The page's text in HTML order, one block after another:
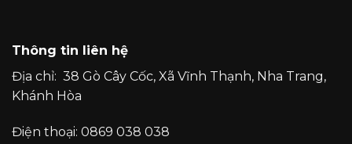
Thông tin liên hệ
Địa chỉ: 38 Gò Cây Cốc, Xã Vĩnh Thạnh, Nha Trang,
Khánh Hòa
Điện thoại: 0869 038 038